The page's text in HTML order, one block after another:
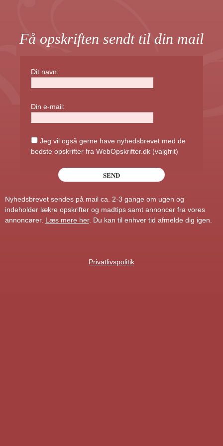
Få opskriften sendt til din mail
Dit navn:
Din e-mail:
Jeg vil også gerne have nyhedsbrevet med de
bedste opskrifter fra WebOpskrifter.dk (valgfrit)
Nyhedsbrevet sendes på mail ca. 2-3 gange om ugen og
indeholder lækre opskrifter og madtips samt annoncer fra vores
annoncører. Læs mere her. Du kan til enhver tid afmelde dig igen.
Privatlivspolitik